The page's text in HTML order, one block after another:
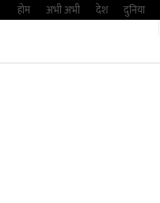
Skipहोम अभी अभी देश दुनिया